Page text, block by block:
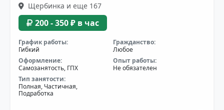
Щербинка и еще 167
200 - 350 ₽ в час
График работы:
Гибкий
Гражданство:
Любое
Оформление:
Самозанятость, ГПХ
Опыт работы:
Не обязателен
Тип занятости:
Полная, Частичная,
Подработка